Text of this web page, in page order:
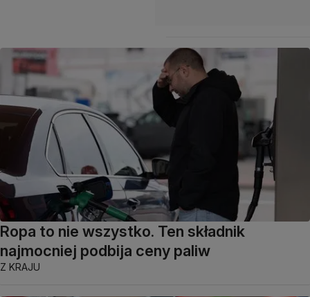
Ropa to nie wszystko. Ten składnik
najmocniej podbija ceny paliw
Z KRAJU